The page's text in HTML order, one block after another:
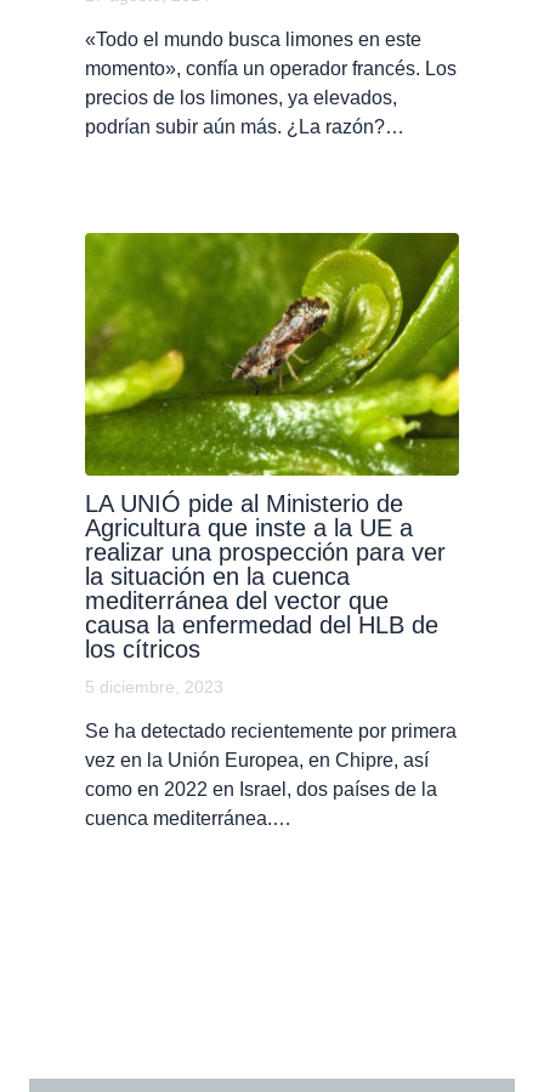
«Todo el mundo busca limones en este
momento», confía un operador francés. Los
precios de los limones, ya elevados,
podrían subir aún más. ¿La razón?…
LA UNIÓ pide al Ministerio de
Agricultura que inste a la UE a
realizar una prospección para ver
la situación en la cuenca
mediterránea del vector que
causa la enfermedad del HLB de
los cítricos
5 diciembre, 2023
Se ha detectado recientemente por primera
vez en la Unión Europea, en Chipre, así
como en 2022 en Israel, dos países de la
cuenca mediterránea.…